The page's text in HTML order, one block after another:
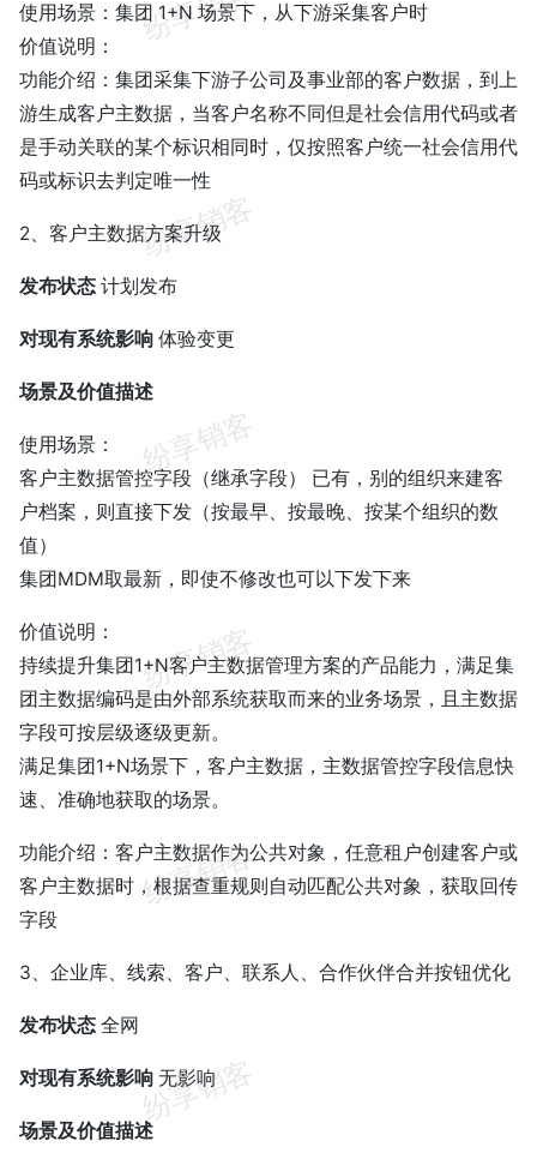
使用场景：集团 1+N 场景下，从下游采集客户时
价值说明：
功能介绍：集团采集下游子公司及事业部的客户数据，到上
游生成客户主数据，当客户名称不同但是社会信用代码或者
是手动关联的某个标识相同时，仅按照客户统一社会信用代
码或标识去判定唯一性
2、客户主数据方案升级
发布状态 计划发布
对现有系统影响 体验变更
场景及价值描述
使用场景：
客户主数据管控字段（继承字段） 已有，别的组织来建客
户档案，则直接下发（按最早、按最晚、按某个组织的数
值）
集团MDM取最新，即使不修改也可以下发下来
价值说明：
持续提升集团1+N客户主数据管理方案的产品能力，满足集
团主数据编码是由外部系统获取而来的业务场景，且主数据
字段可按层级逐级更新。
满足集团1+N场景下，客户主数据，主数据管控字段信息快
速、准确地获取的场景。
功能介绍：客户主数据作为公共对象，任意租户创建客户或
客户主数据时，根据查重规则自动匹配公共对象，获取回传
字段
3、企业库、线索、客户、联系人、合作伙伴合并按钮优化
发布状态 全网
对现有系统影响 无影响
场景及价值描述